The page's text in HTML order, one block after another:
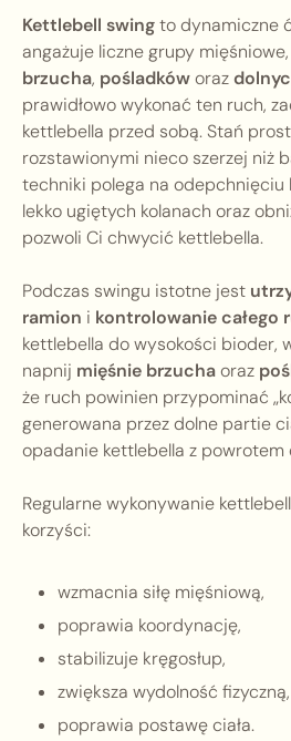
Kettlebell swingto dynamiczne
angażuje liczne grupy
brzucha, pośladkóworaz
prawidłowo wykonać ten ruch,
kettlebella przed sobą. Stań
rozstawionymi nieco szerzej niż
techniki polega na odepchnięciu
lekko ugiętych kolanach oraz
pozwoli Ci chwycić kettlebella.
Podczas swingu istotne jest
ramion i kontrolowanie całego
kettlebella do wysokości bioder,
napnij mięśnie brzuchaoraz
że ruch powinien przypominać
generowana przez dolne partie
opadanie kettlebella z
Regularne wykonywanie
korzyści:
wzmacnia siłę mięśniową,
poprawia koordynację,
stabilizuje kręgosłup,
zwiększa wydolność fizyczną,
poprawia postawę ciała.